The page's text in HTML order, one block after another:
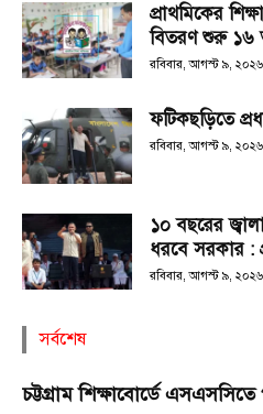
প্রাথমিকের
বিতরণ শুরু ১৬
রবিবার, আগস্ট ৯,
ফটিকছড়িতে
রবিবার, আগস্ট ৯,
১০ বছরের
ধরবে সরকার :
রবিবার, আগস্ট ৯,
সর্বশেষ
চট্টগ্রাম শিক্ষাবোর্ডে